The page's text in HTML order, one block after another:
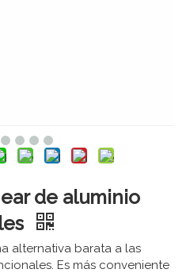
de aluminio
alternativa barata a las
Es más conveniente